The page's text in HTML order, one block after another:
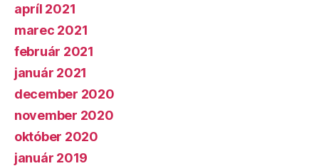
apríl 2021
marec 2021
február 2021
január 2021
december 2020
november 2020
október 2020
január 2019